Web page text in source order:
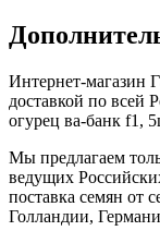
Интернет-магазин
доставкой по всей
огурец ва-банк f1,
Мы предлагаем
ведущих
поставка семян от
Голландии,